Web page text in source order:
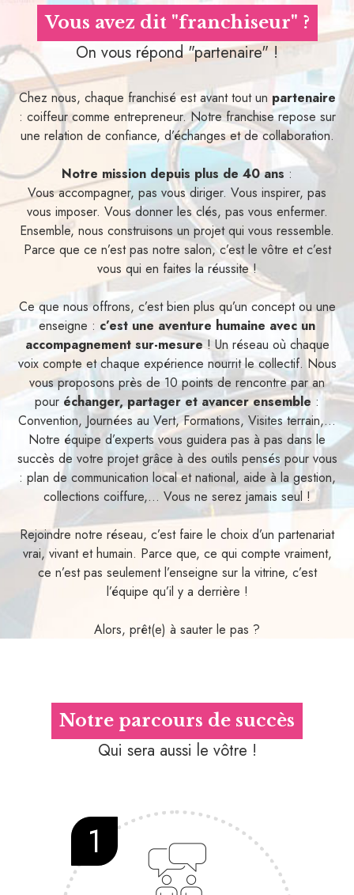
Vous avez dit "franchiseur" ?
On vous répond "partenaire" !
Chez nous, chaque franchisé est avant tout un partenaire
: coiffeur comme entrepreneur. Notre franchise repose sur
une relation de confiance, d’échanges et de collaboration.
Notre mission depuis plus de 40 ans :
Vous accompagner, pas vous diriger. Vous inspirer, pas
vous imposer. Vous donner les clés, pas vous enfermer.
Ensemble, nous construisons un projet qui vous ressemble.
Parce que ce n’est pas notre salon, c’est le vôtre et c’est
vous qui en faites la réussite !
Ce que nous offrons, c’est bien plus qu’un concept ou une
enseigne : c’est une aventure humaine avec un
accompagnement sur-mesure! Un réseau où chaque
voix compte et chaque expérience nourrit le collectif. Nous
vous proposons près de 10 points de rencontre par an
pour échanger, partager et avancer ensemble :
Convention, Journées au Vert, Formations, Visites terrain,...
Notre équipe d’experts vous guidera pas à pas dans le
succès de votre projet grâce à des outils pensés pour vous
: plan de communication local et national, aide à la gestion,
collections coiffure,... Vous ne serez jamais seul !
Rejoindre notre réseau, c’est faire le choix d’un partenariat
vrai, vivant et humain. Parce que, ce qui compte vraiment,
ce n’est pas seulement l’enseigne sur la vitrine, c’est
l’équipe qu’il y a derrière !
Alors, prêt(e) à sauter le pas ?
Notre parcours de succès
Qui sera aussi le vôtre !
1